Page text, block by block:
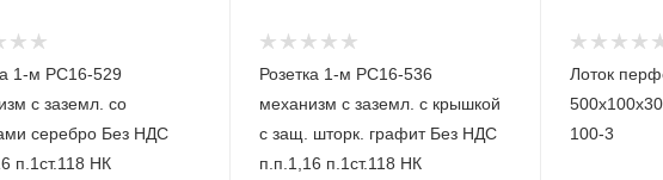
1-м РС16-529
с заземл. со
серебро Без НДС
п.1ст.118 НК
Розетка 1-м РС16-536
механизм с заземл. с крышкой
с защ. шторк. графит Без НДС
п.п.1,16 п.1ст.118 НК
Лоток
100-3